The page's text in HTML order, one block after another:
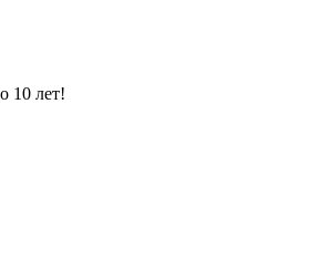
10 лет!